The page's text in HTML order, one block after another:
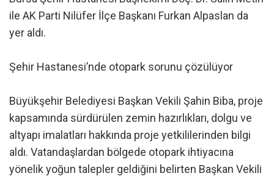
ile AK Parti Nilüfer İlçe Başkanı Furkan Alpaslan da
yer aldı.
Şehir Hastanesi’nde otopark sorunu çözülüyor
Büyükşehir Belediyesi Başkan Vekili Şahin Biba, proje
kapsamında sürdürülen zemin hazırlıkları, dolgu ve
altyapı imalatları hakkında proje yetkililerinden bilgi
aldı. Vatandaşlardan bölgede otopark ihtiyacına
yönelik yoğun talepler geldiğini belirten Başkan Vekili